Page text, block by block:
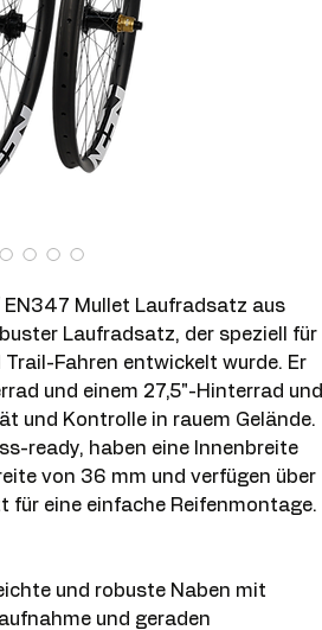
EN347 Mullet Laufradsatz aus
Laufradsatz, der speziell für
Fahren entwickelt wurde. Er
und einem 27,5"-Hinterrad und
und Kontrolle in rauem Gelände.
ready, haben eine Innenbreite
von 36 mm und verfügen über
für eine einfache Reifenmontage.
und robuste Naben mit
und geraden